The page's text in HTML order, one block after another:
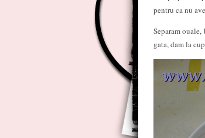
pentru ca nu
Separam
gata, dam la